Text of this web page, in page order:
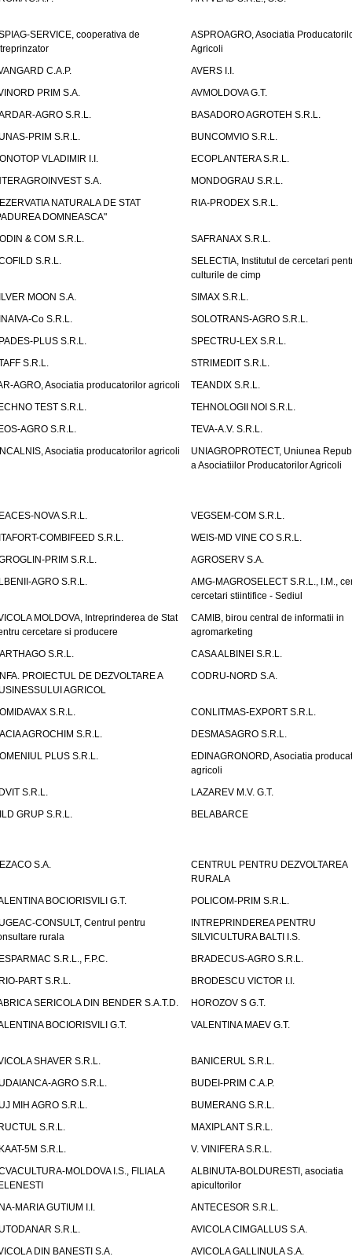
SERVICE, cooperativa de
ASPROAGRO, Asociatia
Agricoli
C.A.P.
AVERS I.I.
PRIM S.A.
AVMOLDOVA G.T.
AGRO S.R.L.
BASADORO AGROTEH S.R.L.
PRIM S.R.L.
BUNCOMVIO S.R.L.
VLADIMIR I.I.
ECOPLANTERA S.R.L.
S.A.
MONDOGRAU S.R.L.
NATURALA DE STAT
DOMNEASCA"
RIA-PRODEX S.R.L.
& COM S.R.L.
SAFRANAX S.R.L.
S.R.L.
SELECTIA, Institutul de cercetari
culturile de cimp
MOON S.A.
SIMAX S.R.L.
Co S.R.L.
SOLOTRANS-AGRO S.R.L.
PLUS S.R.L.
SPECTRU-LEX S.R.L.
S.R.L.
STRIMEDIT S.R.L.
AGRO, Asociatia producatorilor agricoli
TEANDIX S.R.L.
TEST S.R.L.
TEHNOLOGII NOI S.R.L.
AGRO S.R.L.
TEVA-A.V. S.R.L.
Asociatia producatorilor agricoli
UNIAGROPROTECT, Uniunea
a Asociatiilor Producatorilor Agricoli
NOVA S.R.L.
VEGSEM-COM S.R.L.
COMBIFEED S.R.L.
WEIS-MD VINE CO S.R.L.
PRIM S.R.L.
AGROSERV S.A.
AGRO S.R.L.
AMG-MAGROSELECT S.R.L., I.M.,
cercetari stiintifice - Sediul
MOLDOVA, Intreprinderea de Stat
cercetare si producere
CAMIB, birou central de informatii in
agromarketing
S.R.L.
CASA ALBINEI S.R.L.
PROIECTUL DE DEZVOLTARE A
AGRICOL
CODRU-NORD S.A.
S.R.L.
CONLITMAS-EXPORT S.R.L.
AGROCHIM S.R.L.
DESMASAGRO S.R.L.
PLUS S.R.L.
EDINAGRONORD, Asociatia
agricoli
S.R.L.
LAZAREV M.V. G.T.
GRUP S.R.L.
BELABARCE
S.A.
CENTRUL PENTRU DEZVOLTAREA
RURALA
BOCIORISVILI G.T.
POLICOM-PRIM S.R.L.
CONSULT, Centrul pentru
rurala
INTREPRINDEREA PENTRU
SILVICULTURA BALTI I.S.
S.R.L., F.P.C.
BRADECUS-AGRO S.R.L.
PART S.R.L.
BRODESCU VICTOR I.I.
SERICOLA DIN BENDER S.A.T.D.
HOROZOV S G.T.
BOCIORISVILI G.T.
VALENTINA MAEV G.T.
SHAVER S.R.L.
BANICERUL S.R.L.
AGRO S.R.L.
BUDEI-PRIM C.A.P.
MIH AGRO S.R.L.
BUMERANG S.R.L.
S.R.L.
MAXIPLANT S.R.L.
5M S.R.L.
V. VINIFERA S.R.L.
MOLDOVA I.S., FILIALA
ALBINUTA-BOLDURESTI, asociatia
apicultorilor
MARIA GUTIUM I.I.
ANTECESOR S.R.L.
S.R.L.
AVICOLA CIMGALLUS S.A.
DIN BANESTI S.A.
AVICOLA GALLINULA S.A.